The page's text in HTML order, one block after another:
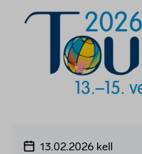
13.02.2026 kell